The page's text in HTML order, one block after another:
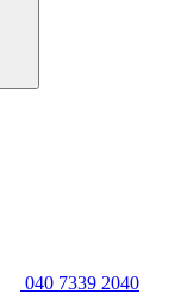
040 7339 2040